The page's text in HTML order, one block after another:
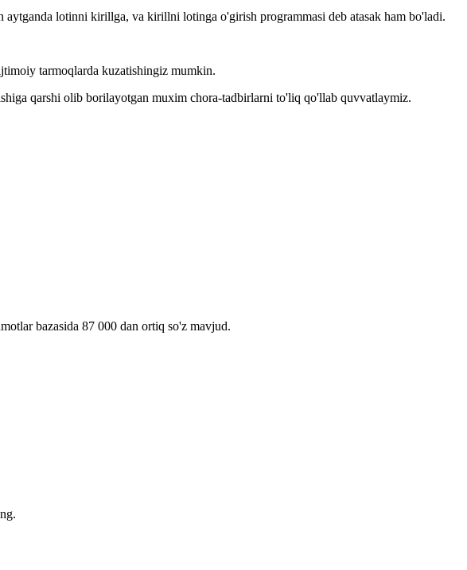
lotinni kirillga, va kirillni lotinga o'girish programmasi deb atasak ham bo'ladi.
tarmoqlarda kuzatishingiz mumkin.
qarshi olib borilayotgan muxim chora-tadbirlarni to'liq qo'llab quvvatlaymiz.
bazasida 87 000 dan ortiq so'z mavjud.